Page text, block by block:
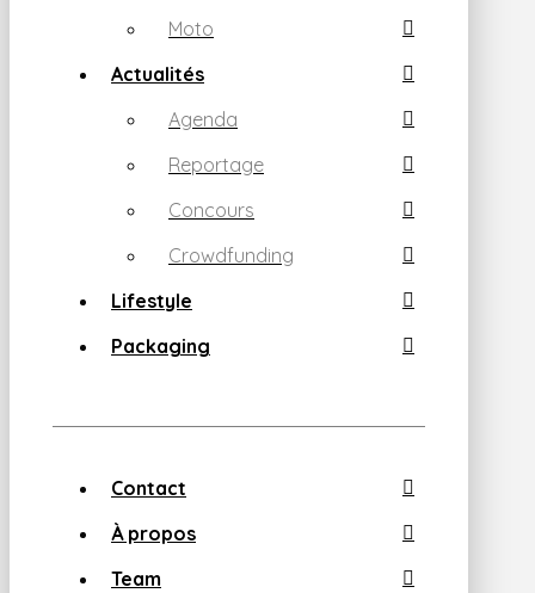
Moto
Actualités
Agenda
Reportage
Concours
Crowdfunding
Lifestyle
Packaging
Contact
À propos
Team